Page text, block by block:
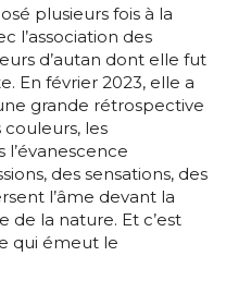
plusieurs fois à la
l’association des
d’autan dont elle fut
En février 2023, elle a
grande rétrospective
les
des sensations, des
l’âme devant la
de la nature. Et c’est
qui émeut le